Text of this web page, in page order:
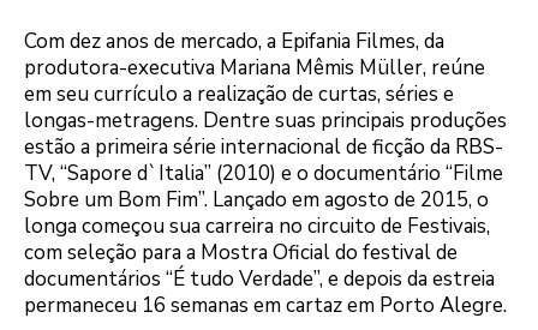
Com dez anos de mercado, a Epifania Filmes, da
produtora-executiva Mariana Mêmis Müller, reúne
em seu currículo a realização de curtas, séries e
longas-metragens. Dentre suas principais produções
estão a primeira série internacional de ficção da RBS-
TV, “Sapore d`Italia” (2010) e o documentário “Filme
Sobre um Bom Fim”. Lançado em agosto de 2015, o
longa começou sua carreira no circuito de Festivais,
com seleção para a Mostra Oficial do festival de
documentários “É tudo Verdade”, e depois da estreia
permaneceu 16 semanas em cartaz em Porto Alegre.